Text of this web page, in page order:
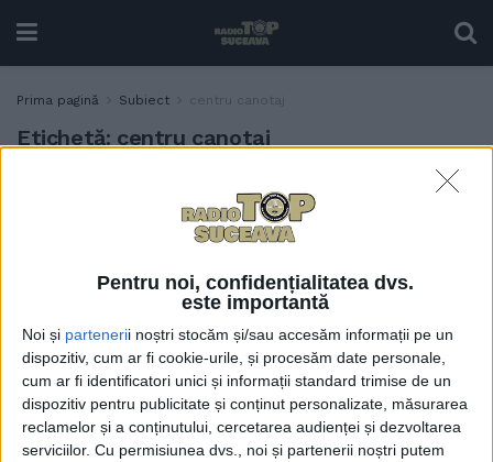
Pentru noi, confidențialitatea dvs.
este importantă
Noi și partenerii noștri stocăm și/sau accesăm informații pe un
dispozitiv, cum ar fi cookie-urile, și procesăm date personale,
cum ar fi identificatori unici și informații standard trimise de un
dispozitiv pentru publicitate și conținut personalizate, măsurarea
reclamelor și a conținutului, cercetarea audienței și dezvoltarea
serviciilor. Cu permisiunea dvs., noi și partenerii noștri putem
Prima pagină Subiect centru canotaj
Etichetă: centru canotaj
Flutur: Vom moderniza
centrul de canotaj de la
Fălticeni